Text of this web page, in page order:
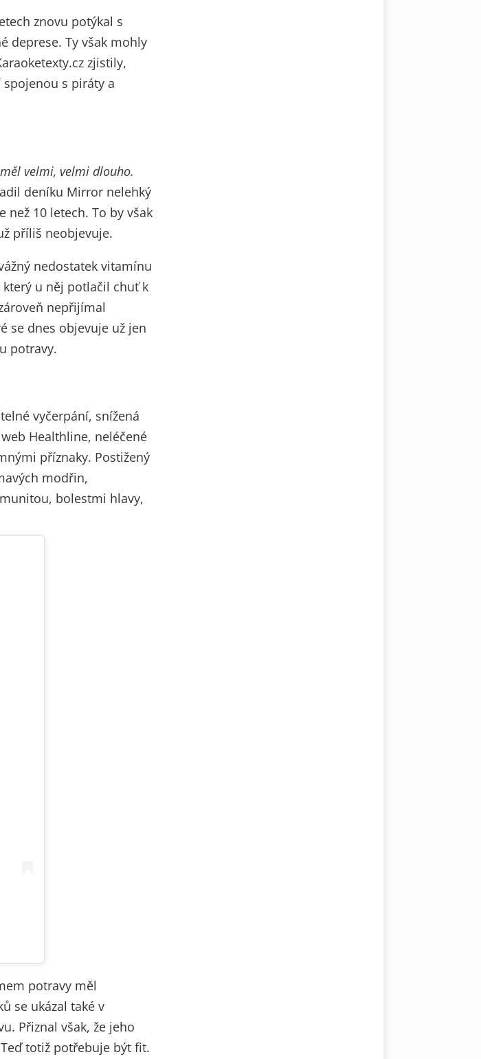
znovu potýkal s
deprese. Ty však mohly
zjistily,
s piráty a
velmi, velmi dlouho.
deníku Mirror nelehký
než 10 letech. To by však
příliš neobjevuje.
nedostatek vitamínu
u něj potlačil chuť k
nepřijímal
se dnes objevuje už jen
potravy.
vyčerpání, snížená
Healthline, neléčené
příznaky. Postižený
modřin,
bolestmi hlavy,
potravy měl
se ukázal také v
Přiznal však, že jeho
totiž potřebuje být fit.